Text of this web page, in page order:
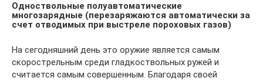
Одноствольные полуавтоматические
многозарядные (перезаряжаются автоматически за
счет отводимых при выстреле пороховых газов)
На сегодняшний день это оружие является самым
скорострельным среди гладкоствольных ружей и
считается самым совершенным. Благодаря своей